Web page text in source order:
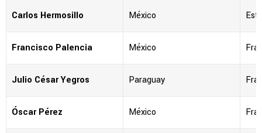
Carlos Hermosillo México
Francisco Palencia México
Julio César Yegros Paraguay
Óscar Pérez México